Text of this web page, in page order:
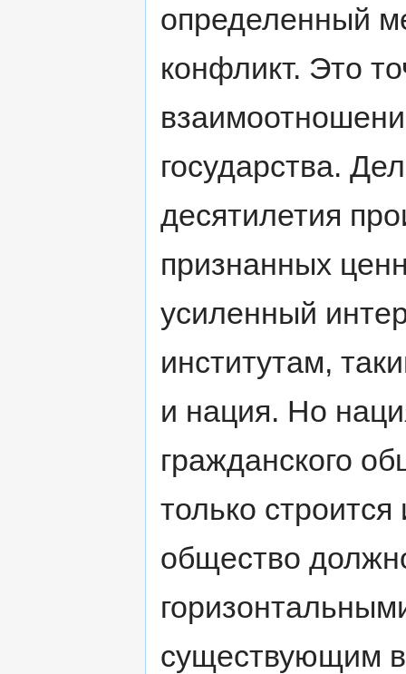
определенный
конфликт. Это
государства.
десятилетия
признанных
усиленный
институтам,
и нация. Но
гражданского
только
общество
существующим